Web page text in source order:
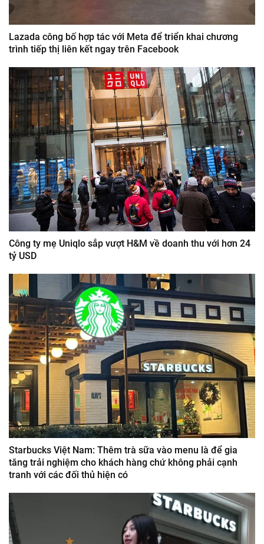
Lazada công bố hợp tác với Meta để triển khai chương
trình tiếp thị liên kết ngay trên Facebook
Công ty mẹ Uniqlo sắp vượt H&M về doanh thu với hơn 24
tỷ USD
Starbucks Việt Nam: Thêm trà sữa vào menu là để gia
tăng trải nghiệm cho khách hàng chứ không phải cạnh
tranh với các đối thủ hiện có